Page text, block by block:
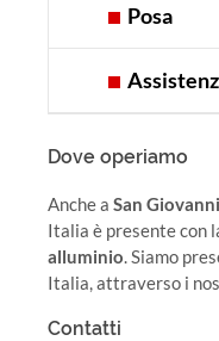
Posa
Dove operiamo
Anche a San
Italia è presente con
alluminio. Siamo
Italia, attraverso i
Contatti